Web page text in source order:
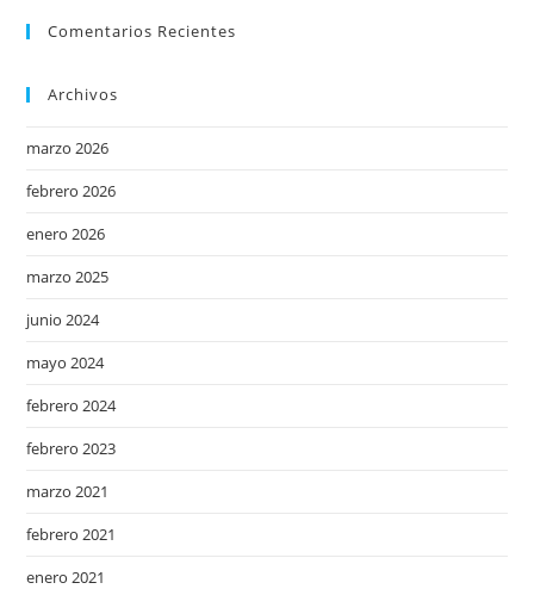
Comentarios Recientes
Archivos
marzo 2026
febrero 2026
enero 2026
marzo 2025
junio 2024
mayo 2024
febrero 2024
febrero 2023
marzo 2021
febrero 2021
enero 2021